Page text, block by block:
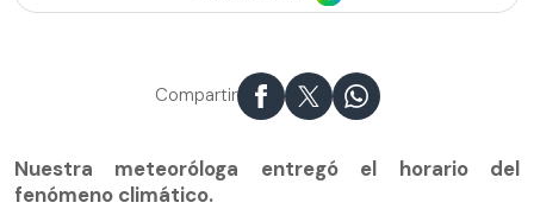
Compartir
Nuestra meteoróloga entregó el horario del
fenómeno climático.